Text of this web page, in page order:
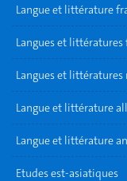
Langue et littérature
Langues et
Langues et littératures
Langue et littérature
Langue et littérature
Etudes est-asiatiques